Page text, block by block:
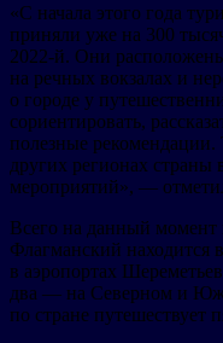
«С начала этого года
приняли уже на 300
2022-й. Они расположены
на речных вокзалах и
о городе у
сориентировать,
полезные
других регионах
мероприятий», —
Всего на данный момент
Флагманский находится
в аэропортах
два — на Северном и
по стране путешествует